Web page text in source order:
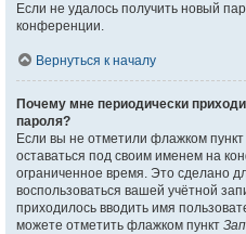
Если не удалось получить новый
конференции.
Вернуться к началу
Почему мне периодически
пароля?
Если вы не отметили флажком пункт
оставаться под своим именем на
ограниченное время. Это сделано
воспользоваться вашей учётной
приходилось вводить имя
можете отметить флажком пункт